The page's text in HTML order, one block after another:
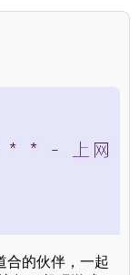
合的伙伴，一起